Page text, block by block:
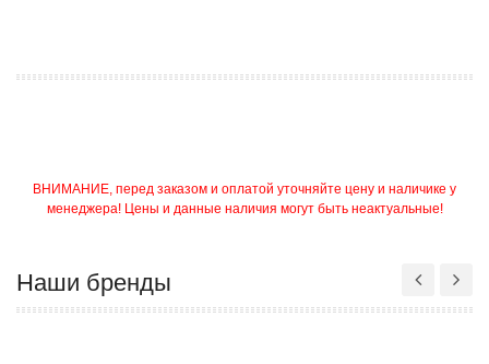
ВНИМАНИЕ, перед заказом и оплатой уточняйте цену и наличике у
менеджера! Цены и данные наличия могут быть неактуальные!
Наши бренды